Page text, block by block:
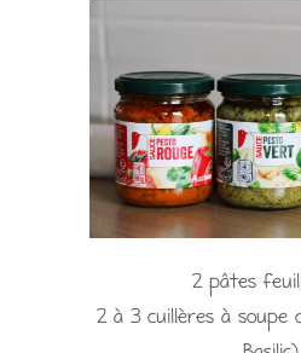
2 pâtes
2 à 3 cuillères à soupe